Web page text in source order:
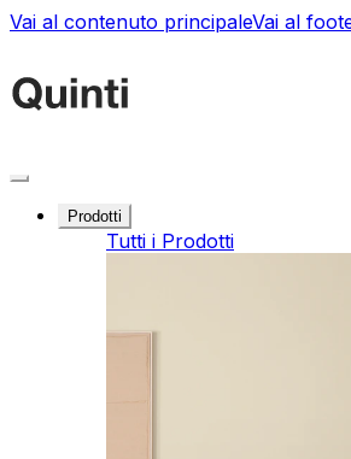
Vai al contenuto principaleVai al
Prodotti
Tutti i Prodotti